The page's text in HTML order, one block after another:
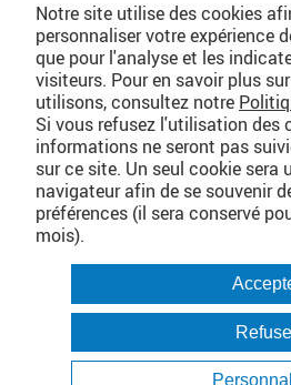
Téléchargez notre
de nettoyage
Téléchargez notre
catalogue consommables
Conditions Générales de
PLAN DU SITE DÉTAILLÉ
Conditions Générales de Vente
Politique de confidentialité
Notre site utilise des cookies
personnaliser votre expérience
que pour l'analyse et les
visiteurs. Pour en savoir plus
utilisons, consultez notre
Si vous refusez l'utilisation des
informations ne seront pas
sur ce site. Un seul cookie sera
navigateur afin de se souvenir
préférences (il sera conservé
mois).